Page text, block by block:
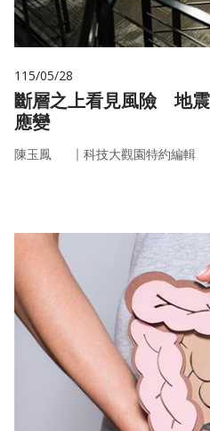
115/05/28
斷層之上看見風險 地
應變
陳玉鳳 ｜ 科技大觀園特約編輯